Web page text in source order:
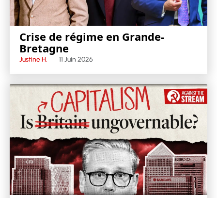
Crise de régime en Grande-
Bretagne
Justine H. 11 Juin 2026